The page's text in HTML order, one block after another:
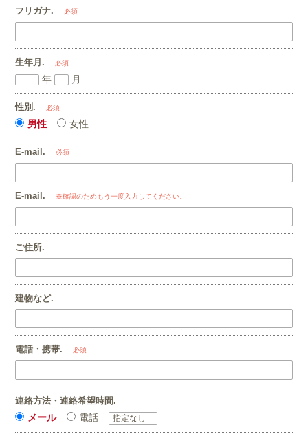
フリガナ. 必須
生年月. 必須
年 月
性別. 必須
男性 女性
E-mail. 必須
E-mail. ※確認のためもう一度入力してください。
ご住所.
建物など.
電話・携帯. 必須
連絡方法・連絡希望時間.
メール 電話